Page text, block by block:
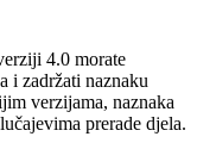
4.0 morate
i zadržati naznaku
verzijama, naznaka
prerade djela.